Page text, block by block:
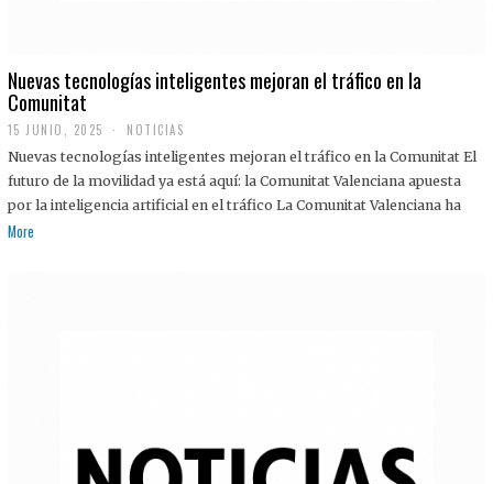
Nuevas tecnologías inteligentes mejoran el tráfico en la
Comunitat
15 JUNIO, 2025 NOTICIAS
Nuevas tecnologías inteligentes mejoran el tráfico en la Comunitat El
futuro de la movilidad ya está aquí: la Comunitat Valenciana apuesta
por la inteligencia artificial en el tráfico La Comunitat Valenciana ha
More